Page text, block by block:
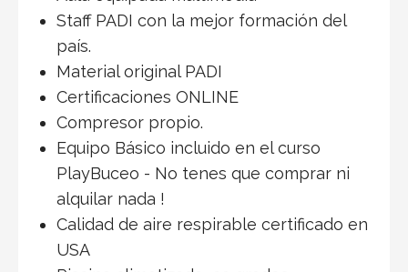
Staff PADI con la mejor formación del
país.
Material original PADI
Certificaciones ONLINE
Compresor propio.
Equipo Básico incluido en el curso
PlayBuceo - No tenes que comprar ni
alquilar nada !
Calidad de aire respirable certificado en
USA